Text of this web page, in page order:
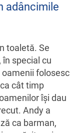
adâncimile
toaletă. Se
special cu
folosesc
cât timp
îşi dau
Andy a
ca barman,